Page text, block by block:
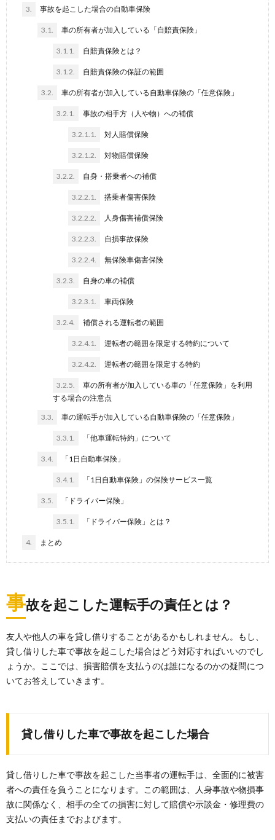
3. 事故を起こした場合の自動車保険
3.1. 車の所有者が加入している「自賠責保険」
3.1.1. 自賠責保険とは？
3.1.2. 自賠責保険の保証の範囲
3.2. 車の所有者が加入している自動車保険の「任意保険」
3.2.1. 事故の相手方（人や物）への補償
3.2.1.1. 対人賠償保険
3.2.1.2. 対物賠償保険
3.2.2. 自身・搭乗者への補償
3.2.2.1. 搭乗者傷害保険
3.2.2.2. 人身傷害補償保険
3.2.2.3. 自損事故保険
3.2.2.4. 無保険車傷害保険
3.2.3. 自身の車の補償
3.2.3.1. 車両保険
3.2.4. 補償される運転者の範囲
3.2.4.1. 運転者の範囲を限定する特約について
3.2.4.2. 運転者の範囲を限定する特約
3.2.5.
車の所有者が加入している車の「任意保険」を利用
する場合の注意点
3.3. 車の運転手が加入している自動車保険の「任意保険」
3.3.1. 「他車運転特約」について
3.4. 「1日自動車保険」
3.4.1. 「1日自動車保険」の保険サービス一覧
3.5. 「ドライバー保険」
3.5.1. 「ドライバー保険」とは？
4. まとめ
事故を起こした運転手の責任とは？
友人や他人の車を貸し借りすることがあるかもしれません。もし、
貸し借りした車で事故を起こした場合はどう対応すればいいのでし
ょうか。ここでは、損害賠償を支払うのは誰になるのかの疑問につ
いてお答えしていきます。
貸し借りした車で事故を起こした場合
貸し借りした車で事故を起こした当事者の運転手は、全面的に被害
者への責任を負うことになります。この範囲は、人身事故や物損事
故に関係なく、相手の全ての損害に対して賠償や示談金・修理費の
支払いの責任までおよびます。